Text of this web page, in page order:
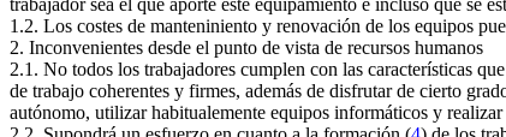
trabajador sea el que aporte este equipamiento e incluso que se
1.2. Los costes de manteniniento y renovación de los equipos
2. Inconvenientes desde el punto de vista de recursos humanos
2.1. No todos los trabajadores cumplen con las características
de trabajo coherentes y firmes, además de disfrutar de cierto
autónomo, utilizar habitualemente equipos informáticos y